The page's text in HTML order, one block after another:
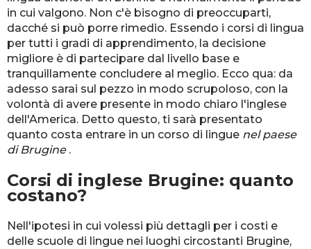
in cui valgono. Non c'è bisogno di preoccuparti,
dacché si può porre rimedio. Essendo i corsi di lingua
per tutti i gradi di apprendimento, la decisione
migliore è di partecipare dal livello base e
tranquillamente concludere al meglio. Ecco qua: da
adesso sarai sul pezzo in modo scrupoloso, con la
volontà di avere presente in modo chiaro l'inglese
dell'America. Detto questo, ti sarà presentato
quanto costa entrare in un corso di lingue nel paese
di Brugine .
Corsi di inglese Brugine: quanto
costano?
Nell'ipotesi in cui volessi più dettagli per i costi e
delle scuole di lingue nei luoghi circostanti Brugine,